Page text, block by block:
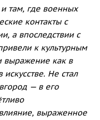
там, где военных
контакты с
а впоследствии с
к культурным
выражение как в
Не стал
— в его
выраженное